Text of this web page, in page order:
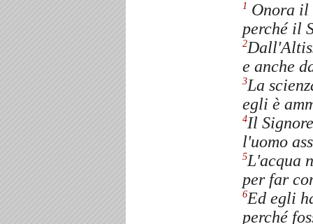
1 Onora il
perché il
2
e anche
3La
egli è
4Il
l'uomo
5L'acqua
per far
6Ed egli
perché